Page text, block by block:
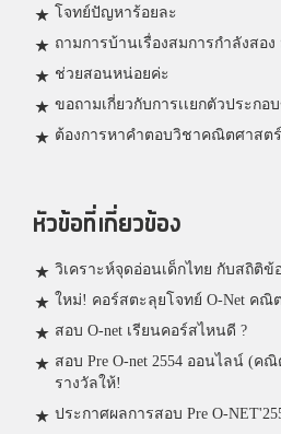
โจทย์ปัญหาร้อยละ
ถามการบ้านเรื่องสมการกำลังสอง
ช่วยสอนหน่อยค่ะ
ขอถามเกี่ยวกับการเเยกตัวประก
ต้องการหาคำตอบวิชาคณิตศาสตร์
หัวข้อที่เกี่ยวข้อง
วิเคราะห์จุดอ่อนเด็กไทย กับสถิติข้
ใหม่! คอร์สตะลุยโจทย์ O-Net คณิ
สอบ O-net เรียนคอร์สไหนดี ?
สอบ Pre O-net 2554 ออนไลน์ (
รางวัลให้!
ประกาศผลการสอบ Pre O-